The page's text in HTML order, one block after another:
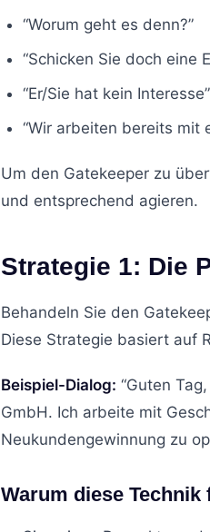
“Worum geht es denn?”
“Schicken Sie doch eine
“Er/Sie hat kein Interesse”
“Wir arbeiten bereits mit
Um den Gatekeeper zu
und entsprechend agieren.
Strategie 1: Die
Behandeln Sie den
Diese Strategie basiert auf
Beispiel-Dialog: “Guten
GmbH. Ich arbeite mit
Neukundengewinnung zu
Warum diese